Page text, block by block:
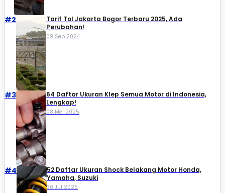
#2
Tarif Tol Jakarta Bogor Terbaru 2025, Ada
Perubahan!
09 Sep 2024
#3
64 Daftar Ukuran Klep Semua Motor di Indonesia,
Lengkap!
08 Mei 2025
#4
52 Daftar Ukuran Shock Belakang Motor Honda,
Yamaha, Suzuki​
30 Jul 2025